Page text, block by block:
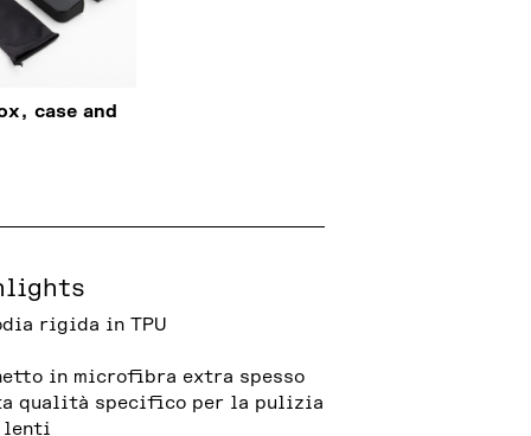
case and
rigida in TPU
in microfibra extra spesso
qualità specifico per la pulizia
lenti